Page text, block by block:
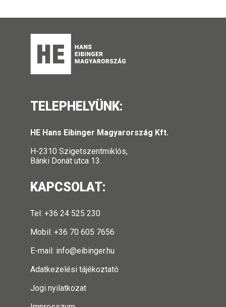
TELEPHELYÜNK:
HE Hans Eibinger Magyarország Kft.
H-2310 Szigetszentmiklós,
Bánki Donát utca 13.
KAPCSOLAT:
Tel: +36 24 525 230
Mobil: +36 70 605 7656
E-mail: info@eibinger.hu
Adatkezelési tájékoztató
Jogi nyilatkozat